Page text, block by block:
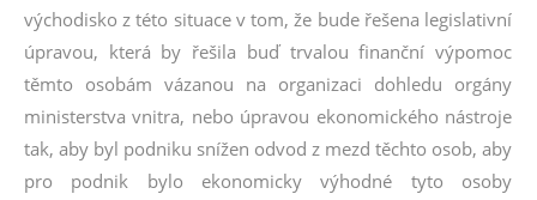
východisko z této situace v tom, že bude řešena legislativní
úpravou, která by řešila buď trvalou finanční výpomoc
těmto osobám vázanou na organizaci dohledu orgány
ministerstva vnitra, nebo úpravou ekonomického nástroje
tak, aby byl podniku snížen odvod z mezd těchto osob, aby
pro podnik bylo ekonomicky výhodné tyto osoby